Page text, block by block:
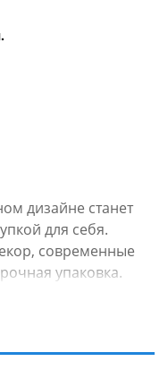
дизайне станет
для себя.
современные
упаковка.
фарфора,
контакта с
подарок по
равнодушным.